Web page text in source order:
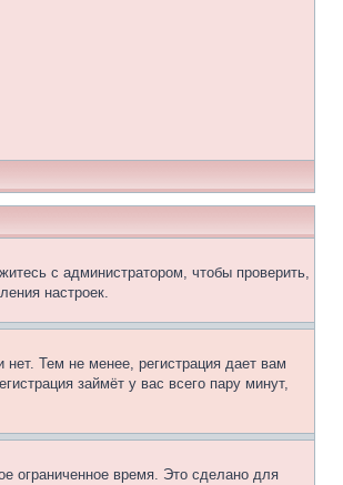
с администратором, чтобы проверить,
настроек.
Тем не менее, регистрация дает вам
займёт у вас всего пару минут,
ограниченное время. Это сделано для